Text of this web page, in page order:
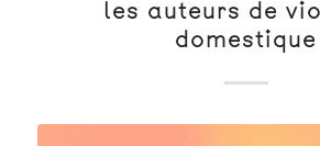
les auteurs de
domestique